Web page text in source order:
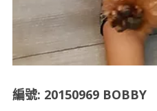
編號: 20150969 BOBBY